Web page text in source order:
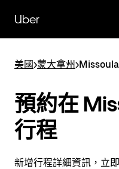
Uber
美國>蒙大拿州>Missoula
預約在
行程
新增行程詳細資訊，立